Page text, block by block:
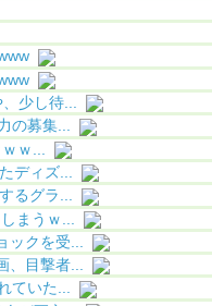
少し待...
の募集...
ｗ...
ディズ...
るグラ...
まうｗ...
クを受...
目撃者...
ていた...